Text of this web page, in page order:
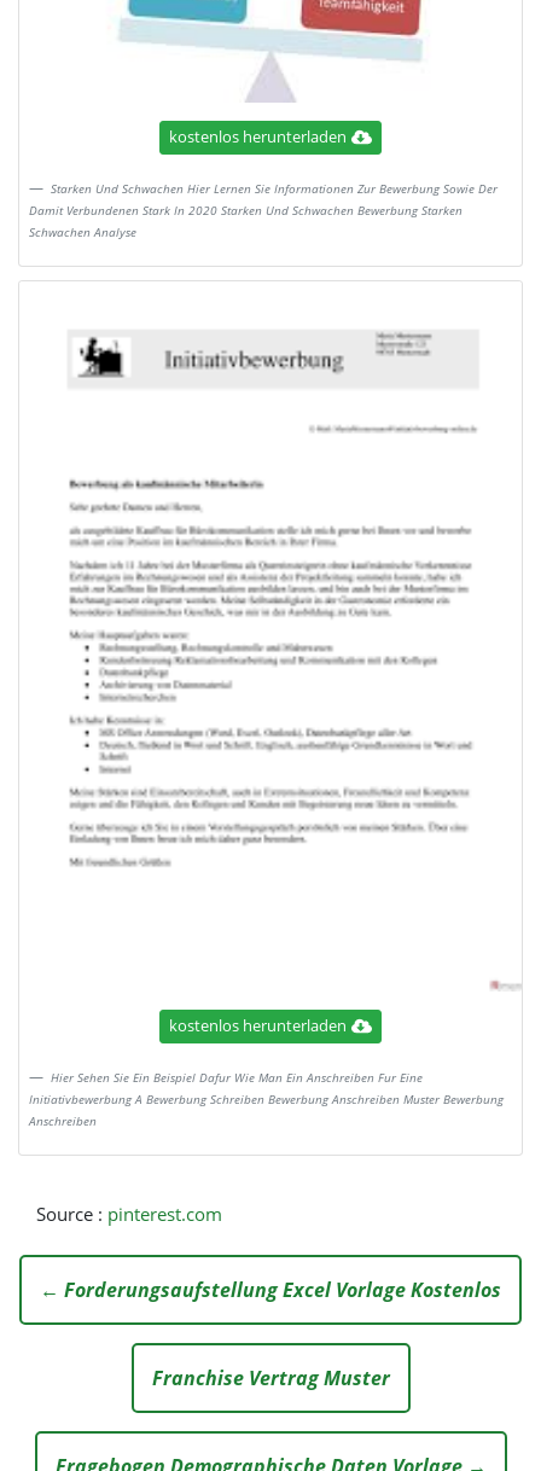
kostenlos herunterladen
Starken Und Schwachen Hier Lernen Sie Informationen Zur Bewerbung Sowie Der
Damit Verbundenen Stark In 2020 Starken Und Schwachen Bewerbung Starken
Schwachen Analyse
kostenlos herunterladen
Hier Sehen Sie Ein Beispiel Dafur Wie Man Ein Anschreiben Fur Eine
Initiativbewerbung A Bewerbung Schreiben Bewerbung Anschreiben Muster Bewerbung
Anschreiben
Source : pinterest.com
← Forderungsaufstellung Excel Vorlage Kostenlos
Franchise Vertrag Muster
Fragebogen Demographische Daten Vorlage →